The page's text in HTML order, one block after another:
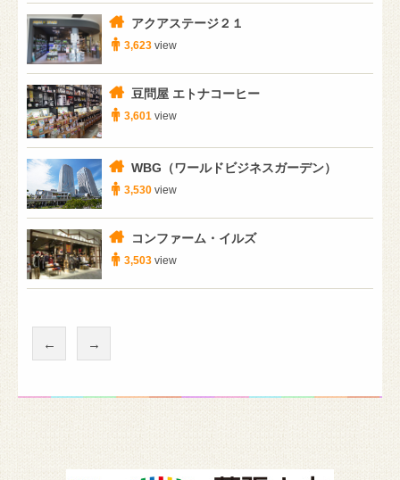
アクアステージ２１
3,623 view
豆問屋 エトナコーヒー
3,601 view
WBG（ワールドビジネスガーデン）
3,530 view
コンファーム・イルズ
3,503 view
← →